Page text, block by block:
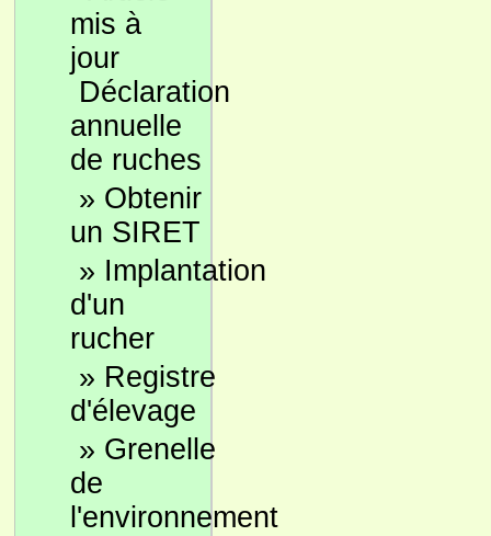
Déclaration
annuelle
de ruches
» Obtenir
un SIRET
» Implantation
d'un
rucher
» Registre
d'élevage
» Grenelle
de
l'environnement